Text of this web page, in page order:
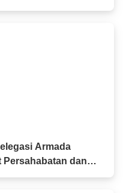
Malang
Armada
Persahabatan dan